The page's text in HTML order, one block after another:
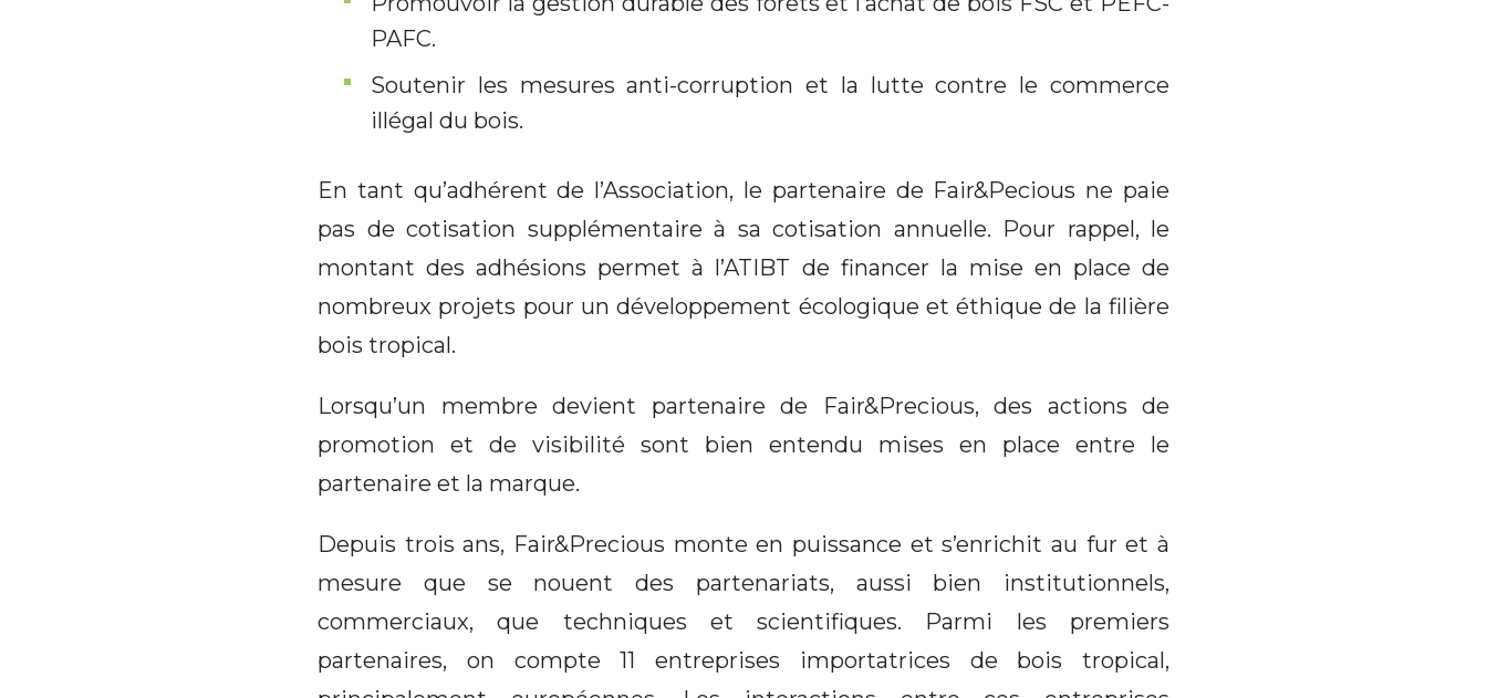
PAFC.
Soutenir les mesures anti-corruption et la lutte contre le commerce
illégal du bois.
En tant qu’adhérent de l’Association, le partenaire de Fair&Pecious ne paie
pas de cotisation supplémentaire à sa cotisation annuelle. Pour rappel, le
montant des adhésions permet à l’ATIBT de financer la mise en place de
nombreux projets pour un développement écologique et éthique de la filière
bois tropical.
Lorsqu’un membre devient partenaire de Fair&Precious, des actions de
promotion et de visibilité sont bien entendu mises en place entre le
partenaire et la marque.
Depuis trois ans, Fair&Precious monte en puissance et s’enrichit au fur et à
mesure que se nouent des partenariats, aussi bien institutionnels,
commerciaux, que techniques et scientifiques. Parmi les premiers
partenaires, on compte 11 entreprises importatrices de bois tropical,